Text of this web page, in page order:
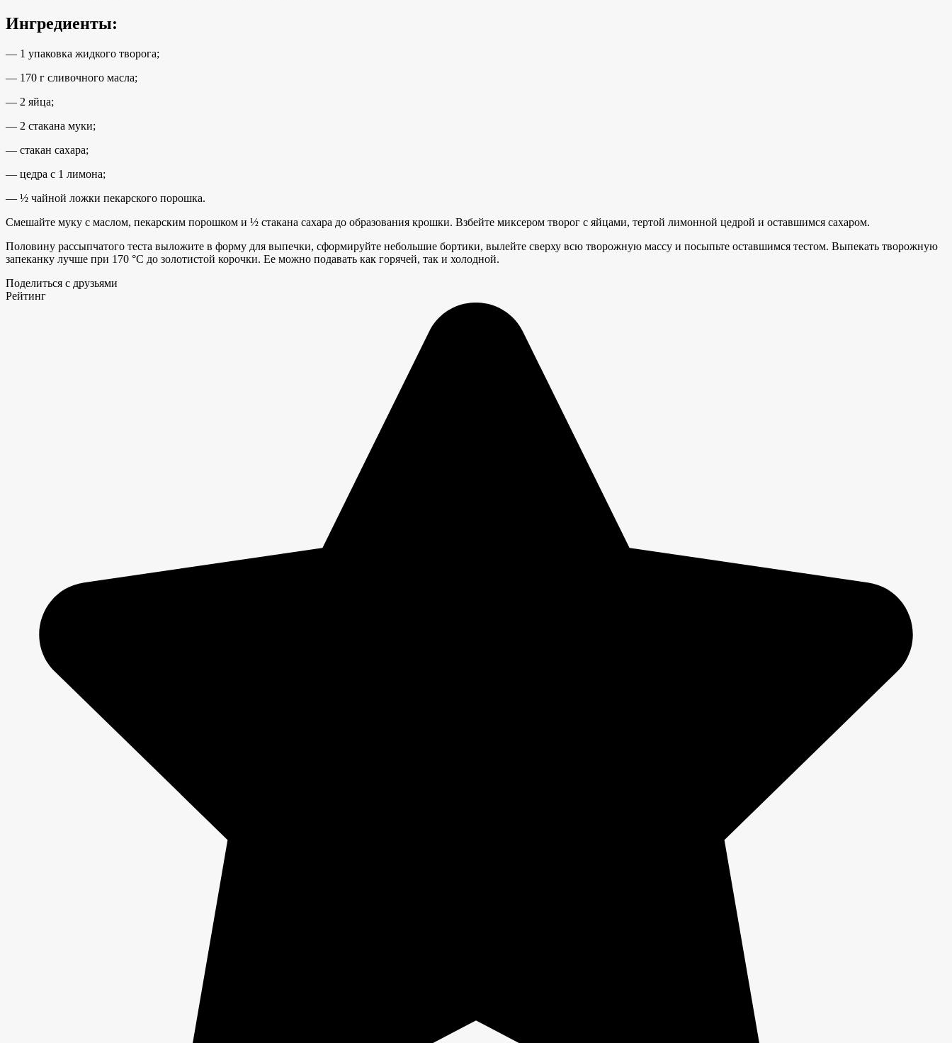
Ингредиенты:
— 1 упаковка жидкого творога;
— 170 г сливочного масла;
— 2 яйца;
— 2 стакана муки;
— стакан сахара;
— цедра с 1 лимона;
— ½ чайной ложки пекарского порошка.
Смешайте муку с маслом, пекарским порошком и ½ стакана сахара до образования крошки. Взбейте миксером творог с яйцами, тертой лимонной цедрой и оставшимся сахаром.
Половину рассыпчатого теста выложите в форму для выпечки, сформируйте небольшие бортики, вылейте сверху всю творожную массу и посыпьте оставшимся тестом. Выпекать творожную
запеканку лучше при 170 °С до золотистой корочки. Ее можно подавать как горячей, так и холодной.
Поделиться с друзьями
Рейтинг